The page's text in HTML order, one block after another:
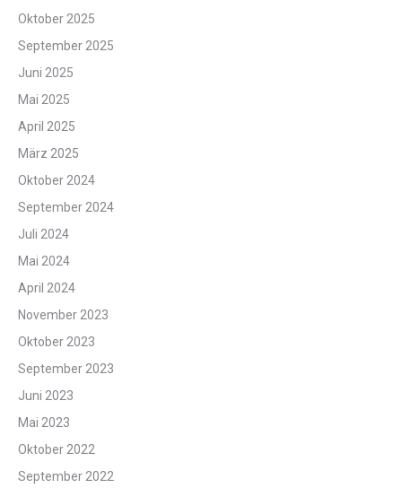
Oktober 2025
September 2025
Juni 2025
Mai 2025
April 2025
März 2025
Oktober 2024
September 2024
Juli 2024
Mai 2024
April 2024
November 2023
Oktober 2023
September 2023
Juni 2023
Mai 2023
Oktober 2022
September 2022